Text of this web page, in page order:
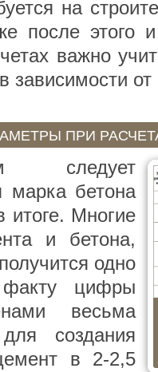
на
после этого и
важно
зависимости
ПРИ
следует
марка бетона
итоге. Многие
и бетона,
одно
цифры
весьма
создания
в 2-2,5